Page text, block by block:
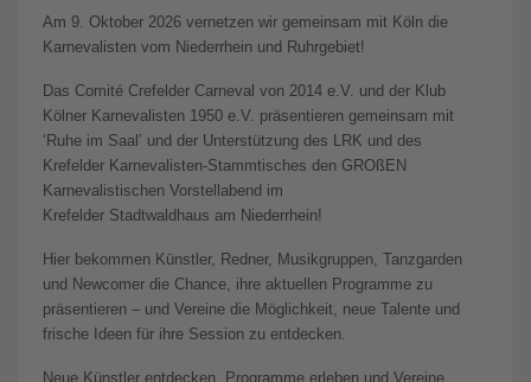
Am 9. Oktober 2026 vernetzen wir gemeinsam mit Köln die
Karnevalisten vom Niederrhein und Ruhrgebiet!
Das Comité Crefelder Carneval von 2014 e.V. und der Klub
Kölner Karnevalisten 1950 e.V. präsentieren gemeinsam mit
‘Ruhe im Saal’ und der Unterstützung des LRK und des
Krefelder Karnevalisten-Stammtisches den GROßEN
Karnevalistischen Vorstellabend im
Krefelder Stadtwaldhaus am Niederrhein!
Hier bekommen Künstler, Redner, Musikgruppen, Tanzgarden
und Newcomer die Chance, ihre aktuellen Programme zu
präsentieren – und Vereine die Möglichkeit, neue Talente und
frische Ideen für ihre Session zu entdecken.
Neue Künstler entdecken, Programme erleben und Vereine